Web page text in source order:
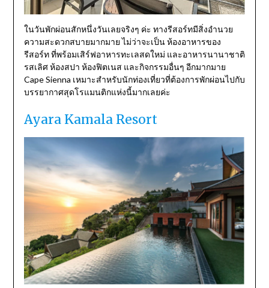
ในวันพักผ่อนสักหนึ่งวันเลยจริงๆ ค่ะ ทางรีสอร์ทมีสิ่งอำนวย
ความสะดวกสบายมากมาย ไม่ว่าจะเป็น ห้องอาหารของ
รีสอร์ท ที่พร้อมเสิร์ฟอาหารทะเลสดใหม่ และอาหารนานาชาติ
รสเลิศ ห้องสปา ห้องฟิตเนส และกิจกรรมอื่นๆ อีกมากมาย
Cape Sienna เหมาะสำหรับนักท่องเที่ยวที่ต้องการพักผ่อนไปกับ
บรรยากาศสุดโรแมนติกแห่งนี้มากเลยค่ะ
Ayara Kamala Resort